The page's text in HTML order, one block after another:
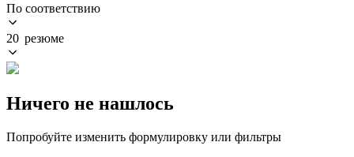
По соответствию
20 резюме
Ничего не нашлось
Попробуйте изменить формулировку или фильтры